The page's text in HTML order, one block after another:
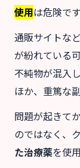
使用は危険です
通販サイトな
が紛れている
不純物が混入
ほか、重篤な
問題が起きて
のではなく、
た治療薬を使